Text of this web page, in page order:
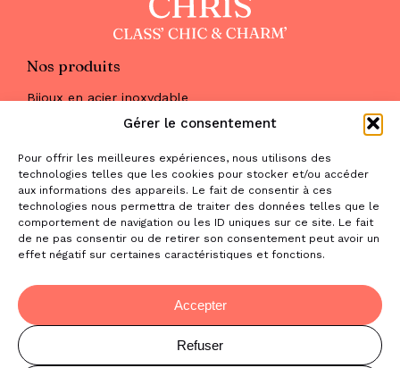
Gérer le consentement
Pour offrir les meilleures expériences, nous utilisons des
technologies telles que les cookies pour stocker et/ou accéder
aux informations des appareils. Le fait de consentir à ces
technologies nous permettra de traiter des données telles que le
comportement de navigation ou les ID uniques sur ce site. Le fait
de ne pas consentir ou de retirer son consentement peut avoir un
effet négatif sur certaines caractéristiques et fonctions.
Accepter
Refuser
Nos produits
Bijoux en acier inoxydable
Maquillage
Parfums
Nous trouver
& nous contacter
2 place de la Liberté
31470 Saint-Lys
06 52 05 69 65